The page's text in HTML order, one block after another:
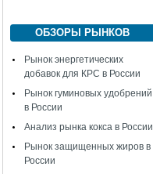
ОБЗОРЫ РЫНКОВ
Рынок энергетических
добавок для КРС в России
Рынок гуминовых удобрений
в России
Анализ рынка кокса в России
Рынок защищенных жиров в
России